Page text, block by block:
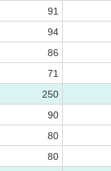
91
94
86
71
250
90
80
80